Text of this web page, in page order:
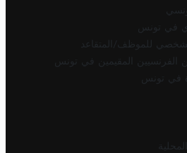
في تونس
للموظف/المتقاعد
الفرنسيين المقيمين في تونس
في تونس